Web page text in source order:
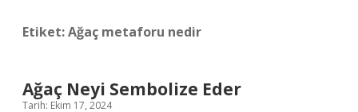
Etiket:Ağaç metaforu nedir
Ağaç Neyi Sembolize Eder
Tarih: Ekim 17, 2024